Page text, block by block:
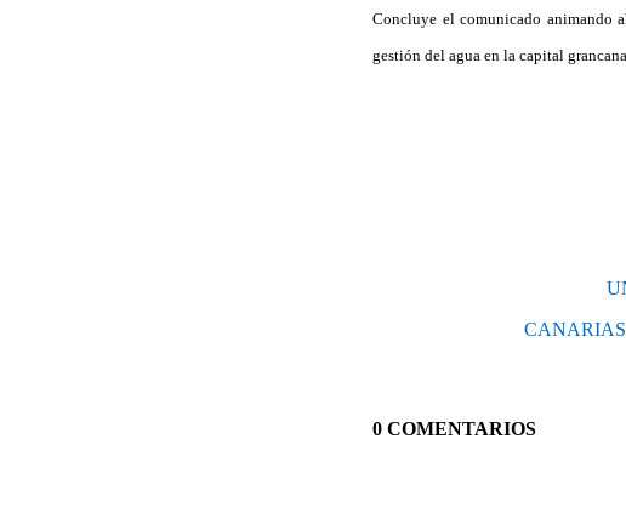
Concluye el comunicado animando
gestión del agua en la capital
0 COMENTARIOS